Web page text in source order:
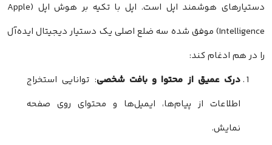
دستیارهای هوشمند اپل است. اپل با تکیه بر هوش اپل (Apple
Intelligence) موفق شده سه ضلع اصلی یک دستیار دیجیتال ایده‌آل
را در هم ادغام کند:
درک عمیق از محتوا و بافت شخصی: توانایی استخراج
اطلاعات از پیام‌ها، ایمیل‌ها و محتوای روی صفحه
نمایش.